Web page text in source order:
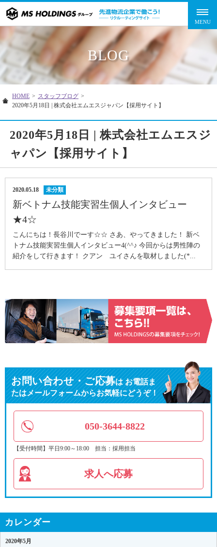
BLOG
HOME > スタッフブログ >
2020年5月18日 | 株式会社エムエスジャパン【採用サイト】
2020年5月18日 | 株式会社エムエスジ
ャパン【採用サイト】
2020.05.18 未分類
新ベトナム技能実習生個人インタビュー
★4☆
こんにちは！長谷川でーす☆☆ さあ、やってきました！ 新ベ
トナム技能実習生個人インタビュー4(^^♪ 今回からは男性陣の
紹介をして行きます！ クアン ユイさんを取材しました(*...
お問い合わせ・ご応募はお電話ま
たはメールフォームからお気軽にどうぞ！
050-3644-8822
【受付時間】平日9:00～18:00 担当：採用担当
求人へ応募
カレンダー
2020年5月